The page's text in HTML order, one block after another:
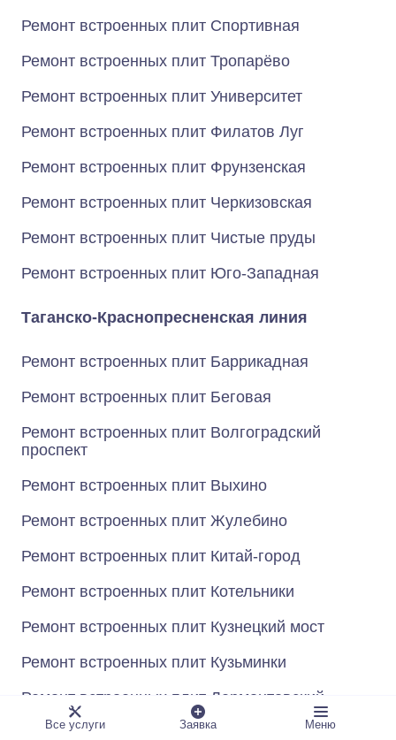
Ремонт встроенных плит Спортивная
Ремонт встроенных плит Тропарёво
Ремонт встроенных плит Университет
Ремонт встроенных плит Филатов Луг
Ремонт встроенных плит Фрунзенская
Ремонт встроенных плит Черкизовская
Ремонт встроенных плит Чистые пруды
Ремонт встроенных плит Юго-Западная
Таганско-Краснопресненская линия
Ремонт встроенных плит Баррикадная
Ремонт встроенных плит Беговая
Ремонт встроенных плит Волгоградский
проспект
Ремонт встроенных плит Выхино
Ремонт встроенных плит Жулебино
Ремонт встроенных плит Китай-город
Ремонт встроенных плит Котельники
Ремонт встроенных плит Кузнецкий мост
Ремонт встроенных плит Кузьминки
Ремонт встроенных плит Лермонтовский
проспект
Все услуги Заявка Меню